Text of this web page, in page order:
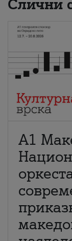
Слични
А1